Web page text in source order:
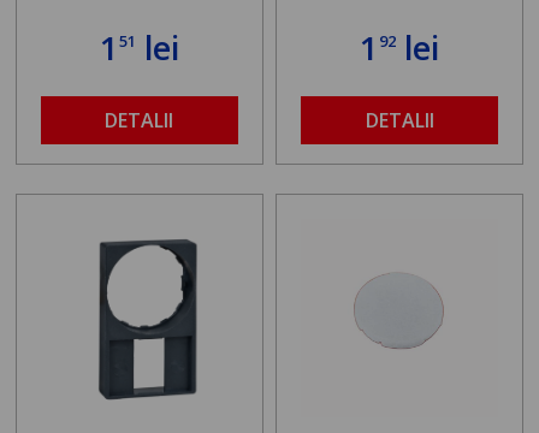
1 51 lei
DETALII
1 92 lei
DETALII